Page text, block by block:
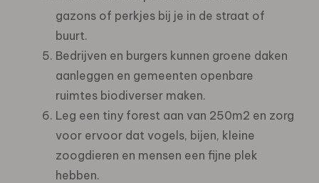
gazons of perkjes bij je in de straat of
buurt.
Bedrijven en burgers kunnen groene daken
aanleggen en gemeenten openbare
ruimtes biodiverser maken.
Leg een tiny forest aan van 250m2 en zorg
voor ervoor dat vogels, bijen, kleine
zoogdieren en mensen een fijne plek
hebben.